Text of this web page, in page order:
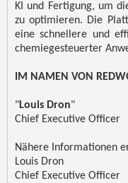
KI und Fertigung, um
zu optimieren. Die
eine schnellere und
chemiegesteuerter
IM NAMEN VON
"Louis Dron"
Chief Executive Officer
Nähere Informationen
Louis Dron
Chief Executive Officer